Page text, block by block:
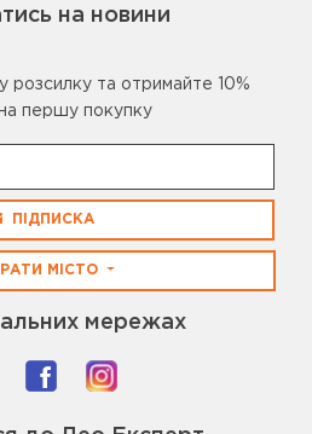
на новини
розсилку та отримайте 10%
першу покупку
ПІДПИСКА
МІСТО
мережах